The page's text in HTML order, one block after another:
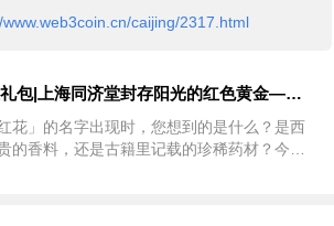
www.web3coin.cn/caijing/2317.html
年味大礼包|上海同济堂封存阳光的红色黄金——藏红花
花」的名字出现时，您想到的是什么？是西
的香料，还是古籍里记载的珍稀药材？今